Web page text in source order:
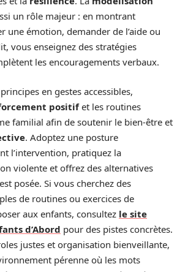
un rôle majeur : en montrant
une émotion, demander de l’aide ou
vous enseignez des stratégies
les encouragements verbaux.
en gestes accessibles,
positifet les routines
familial afin de soutenir le bien-être et
. Adoptez une posture
l’intervention, pratiquez la
violente et offrez des alternatives
posée. Si vous cherchez des
de routines ou exercices de
aux enfants, consultez le site
d’Abord pour des pistes concrètes.
justes et organisation bienveillante,
pérenne où les mots